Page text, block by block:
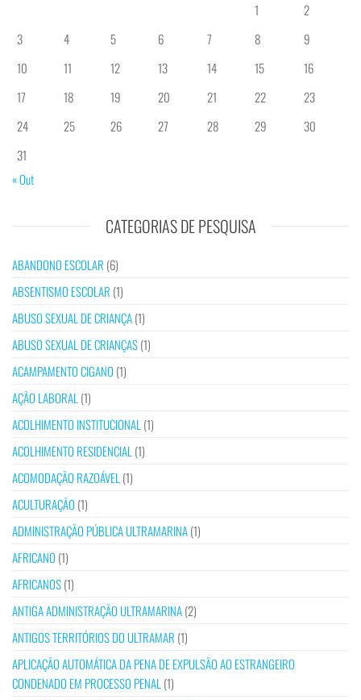
1
2
3
4 5 6 7 8
9
10
11 12 13 14 15
16
17
18 19 20 21 22
23
24
25 26 27 28 29
30
31
« Out
CATEGORIAS DE PESQUISA
ABANDONO ESCOLAR (6)
ABSENTISMO ESCOLAR (1)
ABUSO SEXUAL DE CRIANÇA(1)
ABUSO SEXUAL DE CRIANÇAS(1)
ACAMPAMENTO CIGANO (1)
AÇÃO LABORAL (1)
ACOLHIMENTO INSTITUCIONAL (1)
ACOLHIMENTO RESIDENCIAL (1)
ACOMODAÇÃO RAZOÁVEL (1)
ACULTURAÇÃO (1)
ADMINISTRAÇÃO PÚBLICA ULTRAMARINA(1)
AFRICANO (1)
AFRICANOS(1)
ANTIGA ADMINISTRAÇÃO ULTRAMARINA(2)
ANTIGOS TERRITÓRIOS DO ULTRAMAR (1)
APLICAÇÃO AUTOMÁTICA DA PENA DE EXPULSÃO AO ESTRANGEIRO
CONDENADO EM PROCESSO PENAL (1)